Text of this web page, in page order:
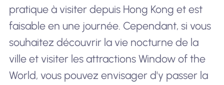
pratique à visiter depuis Hong Kong et est
faisable en une journée. Cependant, si vous
souhaitez découvrir la vie nocturne de la
ville et visiter les attractions Window of the
World, vous pouvez envisager d'y passer la